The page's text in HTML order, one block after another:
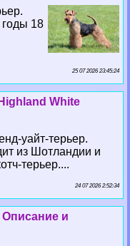
18
25 07 2026 23:45:24
White
уайт-терьер.
из Шотландии и
терьер....
24 07 2026 2:52:34
Описание и